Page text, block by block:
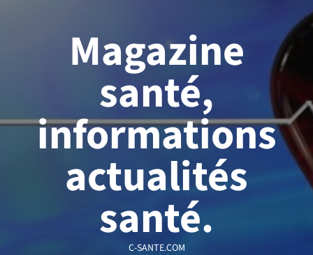
Magazine
santé,
informations
actualités
santé.
C-SANTE.COM